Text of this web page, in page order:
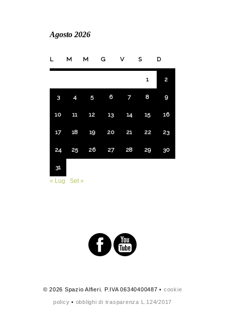
Agosto 2026
L M M G V S D
1 2
3 4 5 6 7 8 9
10 11 12 13 14 15 16
17 18 19 20 21 22 23
24 25 26 27 28 29 30
31
« Lug
Set »
© 2026 Spazio Alfieri. P.IVA 06340400487 • cookie
policy • obblighi di trasparenza L.124/2017